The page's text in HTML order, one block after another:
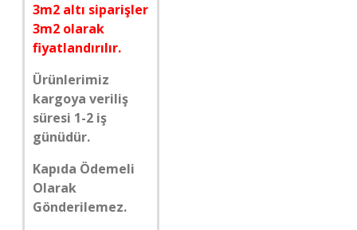
3m2 altı siparişler
3m2 olarak
fiyatlandırılır.
Ürünlerimiz
kargoya veriliş
süresi 1-2 iş
günüdür.
Kapıda Ödemeli
Olarak
Gönderilemez.